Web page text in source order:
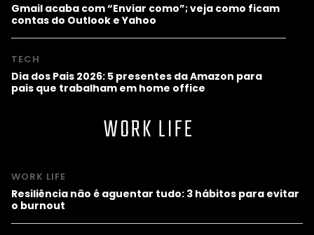
Gmail acaba com “Enviar como”; veja como ficam
contas do Outlook e Yahoo
TECH
Dia dos Pais 2026: 5 presentes da Amazon para
pais que trabalham em home office
WORK LIFE
WORK LIFE
Resiliência não é aguentar tudo: 3 hábitos para evitar
o burnout